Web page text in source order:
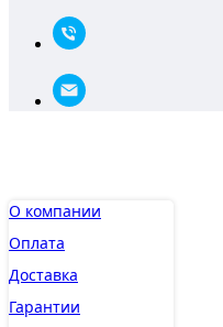
О компании
Оплата
Доставка
Гарантии